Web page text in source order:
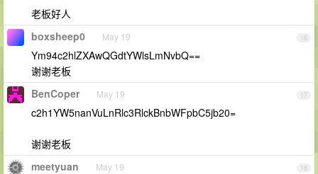
老板好人
16
boxsheep0 May 19
Ym94c2hlZXAwQGdtYWlsLmNvbQ==
谢谢老板
17
BenCoper May 19
c2h1YW5nanVuLnRlc3RlckBnbWFpbC5jb20=
谢谢老板
18
meetyuan May 19